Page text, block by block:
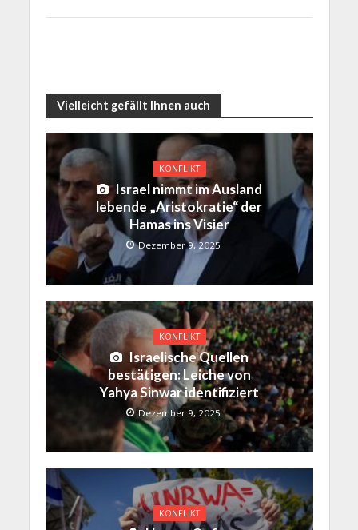
Vielleicht gefällt Ihnen auch
KONFLIKT
Israel nimmt im Ausland
lebende „Aristokratie“ der
Hamas ins Visier
Dezember 9, 2025
KONFLIKT
Israelische Quellen
bestätigen: Leiche von
Yahya Sinwar identifiziert
Dezember 9, 2025
KONFLIKT